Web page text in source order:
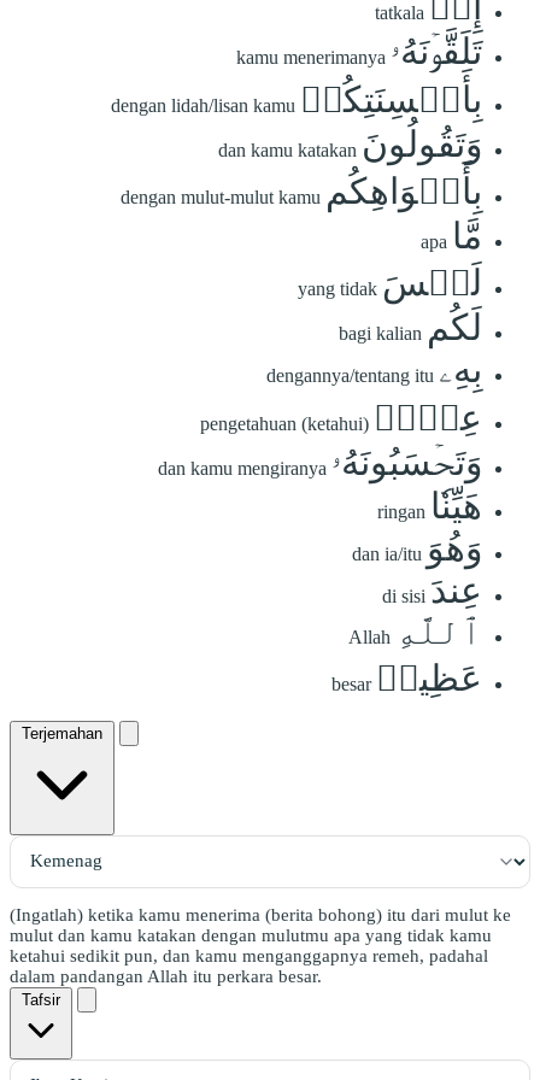
tatkala
تَلَقَّوۡنَهُۥ kamu menerimanya
بِأَلۡسِنَتِكُمۡ dengan lidah/lisan kamu
وَتَقُولُونَ dan kamu katakan
بِأَفۡوَاهِكُم dengan mulut-mulut kamu
مَّا apa
لَيۡسَ yang tidak
لَكُم bagi kalian
بِهِۦ dengannya/tentang itu
عِلۡمٞ pengetahuan (ketahui)
وَتَحۡسَبُونَهُۥ dan kamu mengiranya
هَيِّنٗا ringan
وَهُوَ dan ia/itu
عِندَ di sisi
ٱللَّهِ Allah
عَظِيمٞ besar
Terjemahan
(Ingatlah) ketika kamu menerima (berita bohong) itu dari mulut ke
mulut dan kamu katakan dengan mulutmu apa yang tidak kamu
ketahui sedikit pun, dan kamu menganggapnya remeh, padahal
dalam pandangan Allah itu perkara besar.
Tafsir